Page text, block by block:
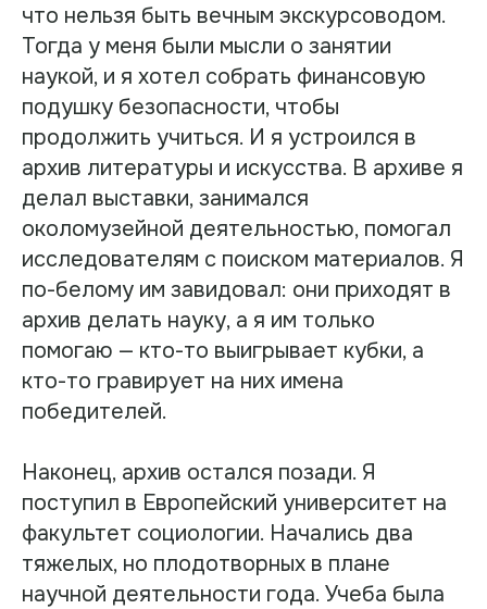
что нельзя быть вечным экскурсоводом.
Тогда у меня были мысли о занятии
наукой, и я хотел собрать финансовую
подушку безопасности, чтобы
продолжить учиться. И я устроился в
архив литературы и искусства. В архиве я
делал выставки, занимался
околомузейной деятельностью, помогал
исследователям с поиском материалов. Я
по-белому им завидовал: они приходят в
архив делать науку, а я им только
помогаю — кто-то выигрывает кубки, а
кто-то гравирует на них имена
победителей.
Наконец, архив остался позади. Я
поступил в Европейский университет на
факультет социологии. Начались два
тяжелых, но плодотворных в плане
научной деятельности года. Учеба была